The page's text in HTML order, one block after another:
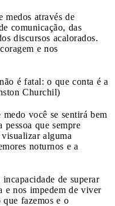
medos através de
comunicação, das
discursos acalorados.
e nos
é fatal: o que conta é a
Churchil)
você se sentirá bem
pessoa que sempre
alguma
noturnos e a
de superar
e nos impedem de viver
fazemos e o